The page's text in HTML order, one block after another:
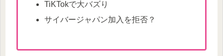
TiKTokで大バズり
サイバージャパン加入を拒否？